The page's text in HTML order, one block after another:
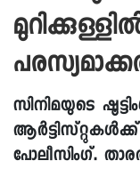
സിനിമയുടെ
പോലീസിംഗ്.